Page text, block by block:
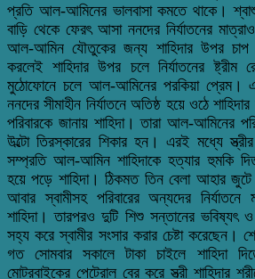
প্রতি আল-আমিনের ভালবাসা কমতে থাকে।
বাড়ি থেকে ফেরৎ আসা ননদের নির্যাতনের
আল-আমিন যৌতুকের জন্য শাহিদার উপর
করলেই শাহিদার উপর চলে নির্যাতনের ষ্ট্রীম
মুঠোফোনে চলে আল-আমিনের পরকিয়া প্রেম।
ননদের সীমাহীন নির্যাতনে অতিষ্ঠ হয়ে ওঠে
পরিবারকে জানায় শাহিদা। তারা আল-আমিনের
উল্টো তিরস্কারের শিকার হন। এরই মধ্যে
সম্প্রতি আল-আমিন শাহিদাকে হত্যার হুমকি
হয়ে পড়ে শাহিদা। ঠিকমত তিন বেলা আহার জুটে
আবার স্বামীসহ পরিবারের অন্যদের নির্যাতনে
শাহিদা। তারপরও দুটি শিশু সন্তানের ভবিষ্যৎ ও
সহ্য করে স্বামীর সংসার করার চেষ্টা করেছেন।
গত সোমবার সকালে টাকা চাইলে শাহিদা
মোটরবাইকের পেট্রোল বের করে স্ত্রী শাহিদার